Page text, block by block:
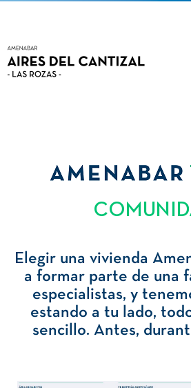
Elegir una vivienda
a formar parte de una
especialistas, y
estando a tu lado,
sencillo. Antes,